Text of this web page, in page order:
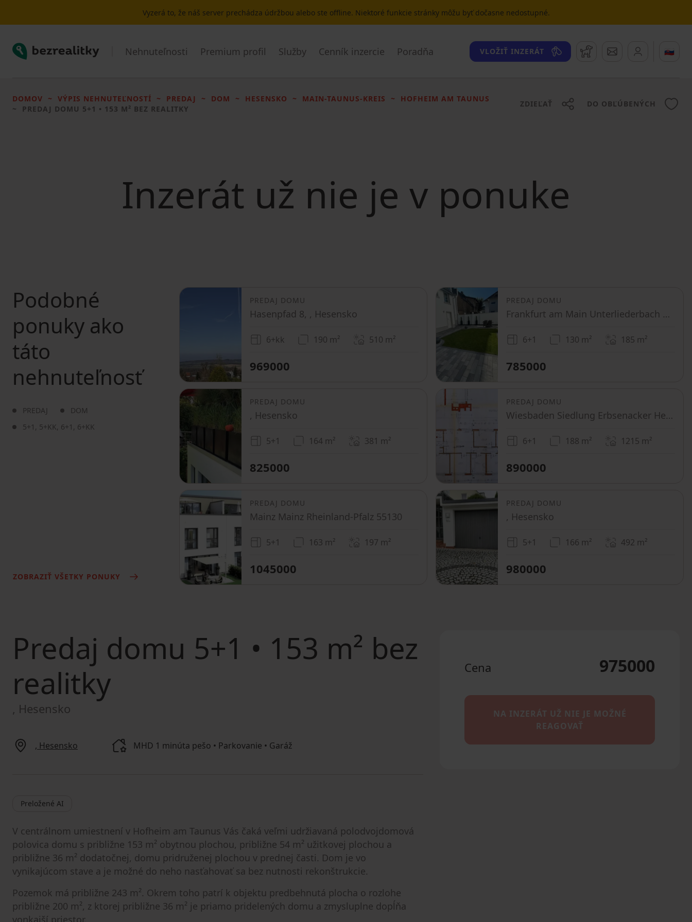
Vyzerá to, že náš server prechádza údržbou alebo ste offline. Niektoré funkcie stránky môžu byť dočasne nedostupné.
Bezrealitky Nehnuteľnosti Premium profil Služby Cenník inzercie Poradňa VLOŽIŤ INZERÁT Strážny pesSprávy 🇸🇰
DOMOV VÝPIS NEHNUTEĽNOSTÍ PREDAJ DOM HESENSKO MAIN-TAUNUS-KREIS
HOFHEIM AM TAUNUS
PREDAJ DOMU 5+1 • 153 M² BEZ REALITKY
ZDIEĽAŤ DO OBĽÚBENÝCH
Inzerát už nie je v ponuke
Podobné
ponuky ako
táto
nehnuteľnosť
PREDAJ
DOM
5+1 , 5+KK, 6+1 , 6+KK
ZOBRAZIŤ VŠETKY PONUKY
PREDAJ DOMU
Hasenpfad 8, , Hesensko
6+kk 190 m² 510 m²
969000
PREDAJ DOMU
Frankfurt am Main Unterliederbach Hessen 65929
6+1 130 m² 185 m²
785000
PREDAJ DOMU
, Hesensko
5+1 164 m² 381 m²
825000
PREDAJ DOMU
Wiesbaden Siedlung Erbsenacker Hessen 65207
6+1 188 m² 1215 m²
890000
PREDAJ DOMU
Mainz Mainz Rheinland-Pfalz 55130
5+1 163 m² 197 m²
1045000
PREDAJ DOMU
, Hesensko
5+1 166 m² 492 m²
980000
Predaj domu 5+1 • 153 m² bez
realitky
, Hesensko
, Hesensko MHD 1 minúta pešo • Parkovanie • Garáž
Preložené AI
V centrálnom umiestnení v Hofheim am Taunus Vás čaká veľmi udržiavaná polodvojdomová
polovica domu s približne 153 m² obytnou plochou, približne 54 m² užitkovej plochou a
približne 36 m² dodatočnej, domu pridruženej plochou v prednej časti. Dom je vo
vynikajúcom stave a je možné do neho nasťahovať sa bez nutnosti rekonštrukcie.
Pozemok má približne 243 m². Okrem toho patrí k objektu predbehnutá plocha o rozlohe
približne 200 m², z ktorej približne 36 m² je priamo pridelených domu a zmysluplne dopĺňa
vonkajší priestor.
Cena 975000
NA INZERÁT UŽ NIE JE MOŽNÉ
REAGOVAŤ